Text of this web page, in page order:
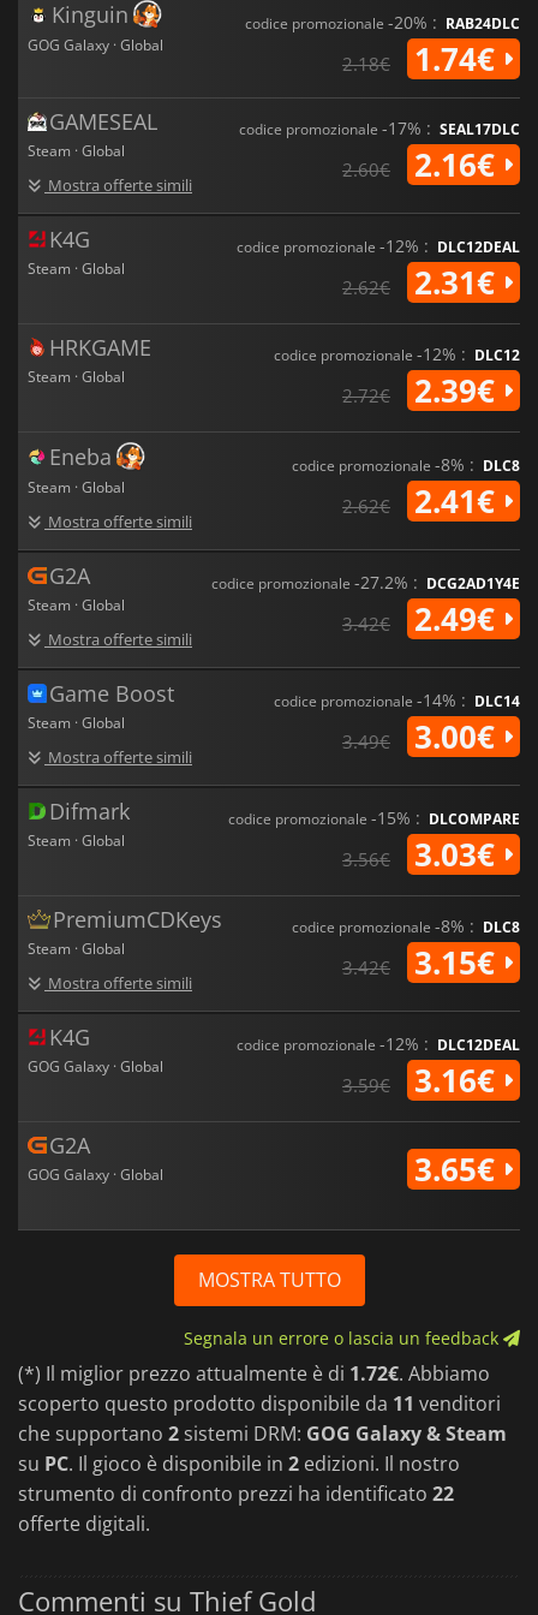
Thief Gold metterà alla prova tutte le tue abilità di furtività. Sii
pronto, maestro ladro.
Kinguin
GOG Galaxy · Global
codice promozionale -20% : RAB24DLC
2.18€ 1.74€
GAMESEAL
Steam · Global
Mostra offerte simili
codice promozionale -17% : SEAL17DLC
2.60€ 2.16€
K4G
Steam · Global
codice promozionale -12% : DLC12DEAL
2.62€ 2.31€
HRKGAME
Steam · Global
codice promozionale -12% : DLC12
2.72€ 2.39€
Eneba
Steam · Global
Mostra offerte simili
codice promozionale -8% : DLC8
2.62€ 2.41€
G2A
Steam · Global
Mostra offerte simili
codice promozionale -27.2% : DCG2AD1Y4E
3.42€ 2.49€
Game Boost
Steam · Global
Mostra offerte simili
codice promozionale -14% : DLC14
3.49€ 3.00€
Difmark
Steam · Global
codice promozionale -15% : DLCOMPARE
3.56€ 3.03€
PremiumCDKeys
Steam · Global
Mostra offerte simili
codice promozionale -8% : DLC8
3.42€ 3.15€
K4G
GOG Galaxy · Global
codice promozionale -12% : DLC12DEAL
3.59€ 3.16€
G2A
GOG Galaxy · Global 3.65€
MOSTRA TUTTO
Segnala un errore o lascia un feedback
(*) Il miglior prezzo attualmente è di 1.72€. Abbiamo
scoperto questo prodotto disponibile da 11 venditori
che supportano 2 sistemi DRM: GOG Galaxy & Steam
su PC. Il gioco è disponibile in 2 edizioni. Il nostro
strumento di confronto prezzi ha identificato 22
offerte digitali.
Commenti su Thief Gold